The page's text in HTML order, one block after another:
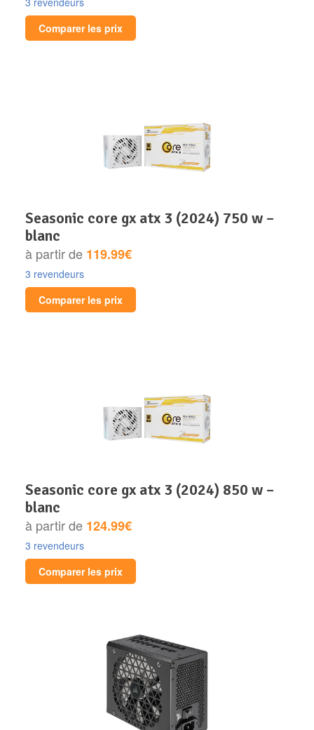
Comparer les prix
seasonic core gx atx 3 (2024) 750 w –
blanc
à partir de 119.99€
3 revendeurs
Comparer les prix
seasonic core gx atx 3 (2024) 850 w –
blanc
à partir de 124.99€
3 revendeurs
Comparer les prix